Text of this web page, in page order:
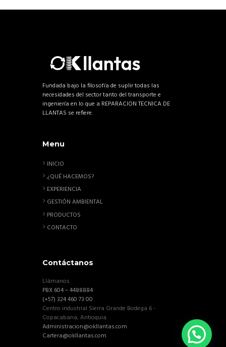
Fundada bajo la filosofía de suplir todas las
necesidades del sector tanto del transporte e
ingeniería en lo que a REPARACION TECNICA DE
LLANTAS se refiere.
Menu
INICIO
¿QUÉ HACEMOS?
EXPERIENCIA
GESTIÓN AMBIENTAL
PRODUCTOS
CONTACTO
Contáctanos
Llámanos
PBX 604 – 4488884
(+57) 324 460 73 00
Centro industrial Sierra Grande Bodega 6 -
Copacabana, Antioquia.
Administracion@okllantas.com
Cartera@okllantas.com